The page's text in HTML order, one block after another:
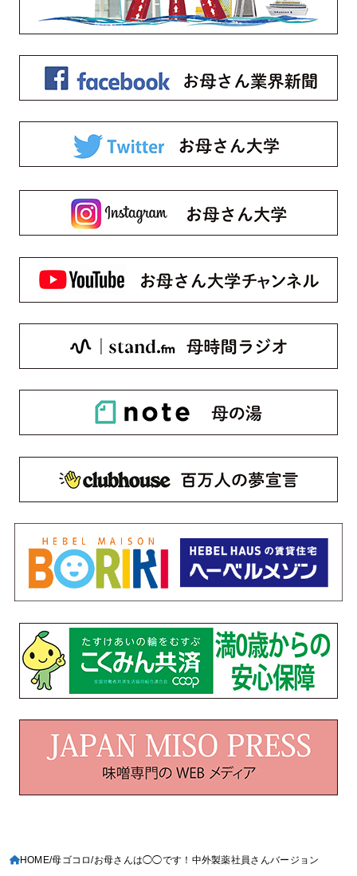
HOME 母ゴコロ お母さんは◯◯です！中外製薬社員さんバージョン